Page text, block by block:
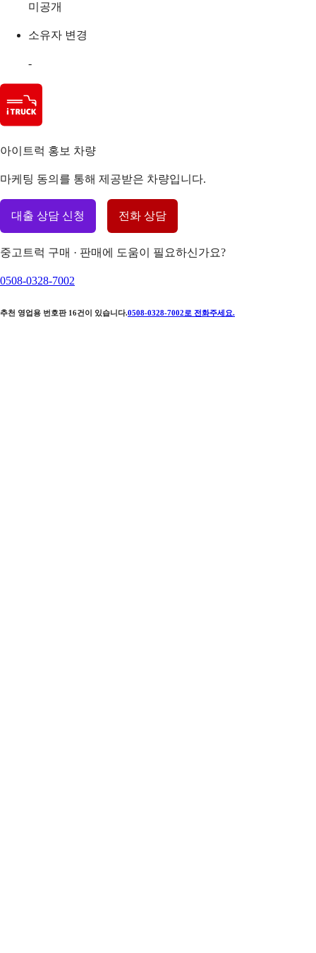
미공개
소유자 변경
-
아이트럭 홍보 차량
마케팅 동의를 통해 제공받은 차량입니다.
대출 상담 신청 전화 상담
중고트럭 구매 · 판매에 도움이 필요하신가요?
0508-0328-7002
추천 영업용 번호판 16건이 있습니다.0508-0328-7002 로 전화주세요.